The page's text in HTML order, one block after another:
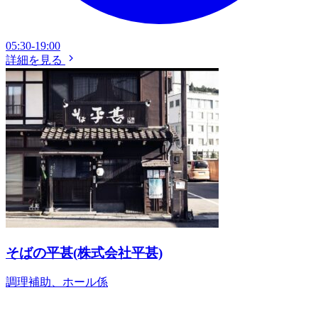
05:30-19:00
詳細を見る
そばの平甚(株式会社平甚)
調理補助、ホール係